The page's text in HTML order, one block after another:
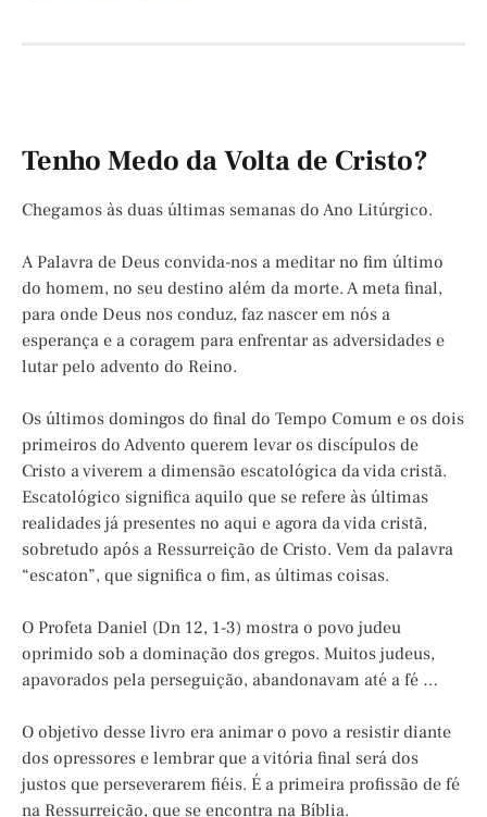
Tenho Medo da Volta de Cristo?
Chegamos às duas últimas semanas do Ano Litúrgico.
A Palavra de Deus convida-nos a meditar no fim último
do homem, no seu destino além da morte. A meta final,
para onde Deus nos conduz, faz nascer em nós a
esperança e a coragem para enfrentar as adversidades e
lutar pelo advento do Reino.
Os últimos domingos do final do Tempo Comum e os dois
primeiros do Advento querem levar os discípulos de
Cristo a viverem a dimensão escatológica da vida cristã.
Escatológico significa aquilo que se refere às últimas
realidades já presentes no aqui e agora da vida cristã,
sobretudo após a Ressurreição de Cristo. Vem da palavra
“escaton”, que significa o fim, as últimas coisas.
O Profeta Daniel (Dn 12, 1-3) mostra o povo judeu
oprimido sob a dominação dos gregos. Muitos judeus,
apavorados pela perseguição, abandonavam até a fé …
O objetivo desse livro era animar o povo a resistir diante
dos opressores e lembrar que a vitória final será dos
justos que perseverarem fiéis. É a primeira profissão de fé
na Ressurreição, que se encontra na Bíblia.